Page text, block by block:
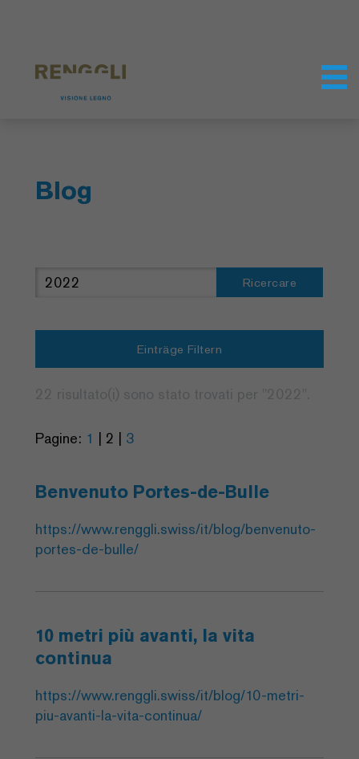
Blog
Ricercare
Einträge Filtern
Pagine: 1 | 2 | 3
Benvenuto Portes-de-Bulle
https://www.renggli.swiss/it/blog/benvenuto-
portes-de-bulle/
10 metri più avanti, la vita
continua
https://www.renggli.swiss/it/blog/10-metri-
piu-avanti-la-vita-continua/